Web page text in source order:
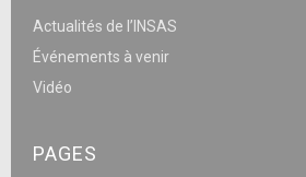
Actualités de l’INSAS
Événements à venir
Vidéo
PAGES